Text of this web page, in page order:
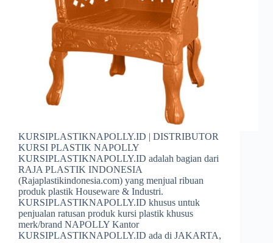
KURSIPLASTIKNAPOLLY.ID | DISTRIBUTOR
KURSI PLASTIK NAPOLLY
KURSIPLASTIKNAPOLLY.ID adalah bagian dari
RAJA PLASTIK INDONESIA
(Rajaplastikindonesia.com) yang menjual ribuan
produk plastik Houseware & Industri.
KURSIPLASTIKNAPOLLY.ID khusus untuk
penjualan ratusan produk kursi plastik khusus
merk/brand NAPOLLY Kantor
KURSIPLASTIKNAPOLLY.ID ada di JAKARTA,